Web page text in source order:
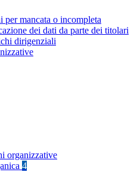
per mancata o incompleta
dei dati da parte dei titolari
dirigenziali
organizzative
4